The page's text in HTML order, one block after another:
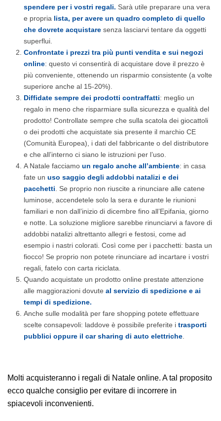
spendereper i vostri regali. Sarà utile preparare una vera
e propria lista, per avere un quadro completo di quello
che dovrete acquistaresenza lasciarvi tentare da oggetti
superflui.
Confrontate i prezzi tra più punti vendita e sui negozi
online: questo vi consentirà di acquistare dove il prezzo è
più conveniente, ottenendo un risparmio consistente (a volte
superiore anche al 15-20%).
Diffidate sempre dei prodotti contraffatti: meglio un
regalo in meno che risparmiare sulla sicurezza e qualità del
prodotto! Controllate sempre che sulla scatola dei giocattoli
o dei prodotti che acquistate sia presente il marchio CE
(Comunità Europea), i dati del fabbricante o del distributore
e che all’interno ci siano le istruzioni per l’uso.
A Natale facciamo un regalo anche all’ambiente: in casa
fate un uso saggio degli addobbi natalizi e dei
pacchetti . Se proprio non riuscite a rinunciare alle catene
luminose, accendetele solo la sera e durante le riunioni
familiari e non dall’inizio di dicembre fino all’Epifania, giorno
e notte. La soluzione migliore sarebbe rinunciarvi a favore di
addobbi natalizi altrettanto allegri e festosi, come ad
esempio i nastri colorati. Così come per i pacchetti: basta un
fiocco! Se proprio non potete rinunciare ad incartare i vostri
regali, fatelo con carta riciclata.
Quando acquistate un prodotto online prestate attenzione
alle maggiorazioni dovute al servizio di spedizione e ai
tempi di spedizione.
Anche sulle modalità per fare shopping potete effettuare
scelte consapevoli: laddove è possibile preferite i trasporti
pubblici oppure il car sharing di auto elettriche.
Molti acquisteranno i regali di Natale online. A tal proposito
ecco qualche consiglio per evitare di incorrere in
spiacevoli inconvenienti.